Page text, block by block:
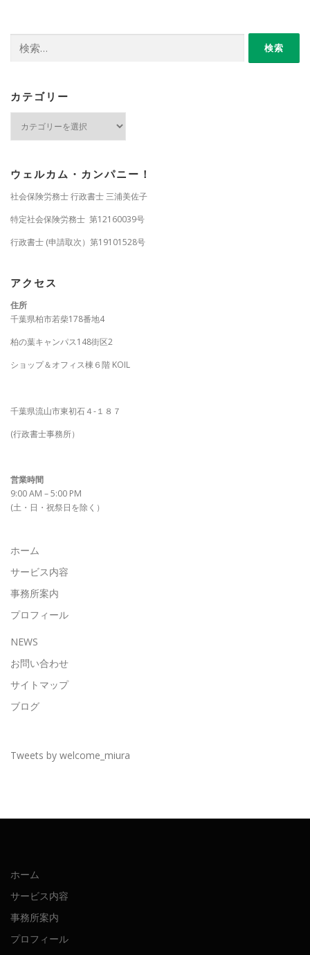
索:
カテゴリー
ー
ウェルカム・カンパニー！
社会保険労務士 行政書士 三浦美佐子
特定社会保険労務士 第12160039号
行政書士 (申請取次）第19101528号
アクセス
住所
千葉県柏市若柴178番地4
柏の葉キャンパス148街区2
ショップ＆オフィス棟６階 KOIL
千葉県流山市東初石４-１８７
(行政書士事務所）
営業時間
9:00 AM – 5:00 PM
(土・日・祝祭日を除く）
ホーム
サービス内容
事務所案内
プロフィール
NEWS
お問い合わせ
サイトマップ
ブログ
Tweets by welcome_miura
ホーム
サービス内容
事務所案内
プロフィール